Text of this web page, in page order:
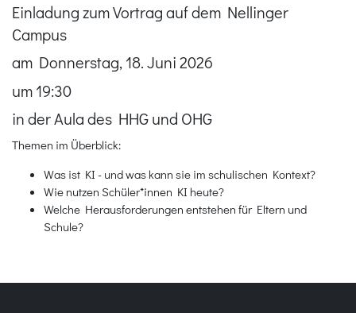
Einladung zum Vortrag auf dem Nellinger
Campus
am Donnerstag, 18. Juni 2026
um 19:30
in der Aula des HHG und OHG
Themen im Überblick:
Was ist KI - und was kann sie im schulischen Kontext?
Wie nutzen Schüler*innen KI heute?
Welche Herausforderungen entstehen für Eltern und
Schule?